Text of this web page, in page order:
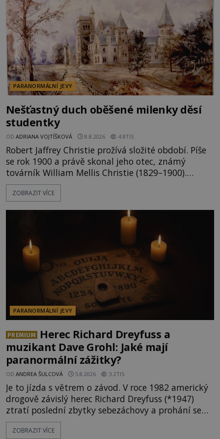
PARANORMÁLNÍ JEVY
Nešťastný duch oběšené milenky děsí
studentky
OD ADRIANA VOJTÍŠKOVÁ 8.8.2026 4.8TIS
Robert Jaffrey Christie prožívá složité období. Píše
se rok 1900 a právě skonal jeho otec, známý
továrník William Mellis Christie (1829–1900).
Smutná událost je ale doprovázena ohromným
dědictvím... Robertu připadne rodinné sídlo v
ta, na niž přijde Robert, by jen tak někoho
ZOBRAZIT VÍCE
PARANORMÁLNÍ JEVY
PREMIUM
Herec Richard Dreyfuss a
muzikant Dave Grohl: Jaké mají
paranormální zážitky?
OD ANDREA ŠULCOVÁ 5.8.2026 3.2TIS
Je to jízda s větrem o závod. V roce 1982 americký
drogově závislý herec Richard Dreyfuss (*1947)
ztratí poslední zbytky sebezáchovy a prohání se
po silnicích ve svém mercedesu jako utržený ze
řetězu. Vše vyvrcholí katastrofou, když to Dreyfuss
ZOBRAZIT VÍCE